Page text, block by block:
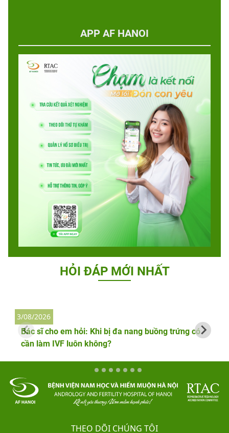
APP AF HANOI
HỎI ĐÁP MỚI NHẤT
Bác sĩ cho em hỏi: Khi bị đa nang buồng trứng có
cần làm IVF luôn không?
3/08/2026
THEO DÕI CHÚNG TÔI